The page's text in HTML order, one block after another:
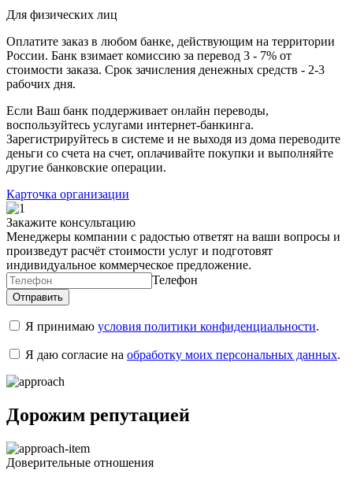
Для физических лиц
Оплатите заказ в любом банке, действующим на территории
России. Банк взимает комиссию за перевод 3 - 7% от
стоимости заказа. Срок зачисления денежных средств - 2-3
рабочих дня.
Если Ваш банк поддерживает онлайн переводы,
воспользуйтесь услугами интернет-банкинга.
Зарегистрируйтесь в системе и не выходя из дома переводите
деньги со счета на счет, оплачивайте покупки и выполняйте
другие банковские операции.
Карточка организации
Закажите консультацию
Менеджеры компании с радостью ответят на ваши вопросы и
произведут расчёт стоимости услуг и подготовят
индивидуальное коммерческое предложение.
Телефон
Я принимаю условия политики конфиденциальности.
Я даю согласие на обработку моих персональных данных.
Дорожим репутацией
Доверительные отношения